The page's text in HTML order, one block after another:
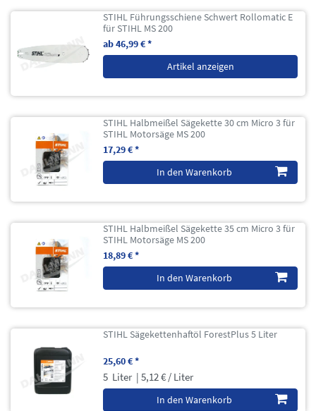
STIHL Führungsschiene Schwert Rollomatic E
für STIHL MS 200
ab 46,99 € *
Artikel anzeigen
STIHL Halbmeißel Sägekette 30 cm Micro 3 für
STIHL Motorsäge MS 200
17,29 € *
In den Warenkorb
STIHL Halbmeißel Sägekette 35 cm Micro 3 für
STIHL Motorsäge MS 200
18,89 € *
In den Warenkorb
STIHL Sägekettenhaftöl ForestPlus 5 Liter
25,60 € *
5 Liter | 5,12 € / Liter
In den Warenkorb